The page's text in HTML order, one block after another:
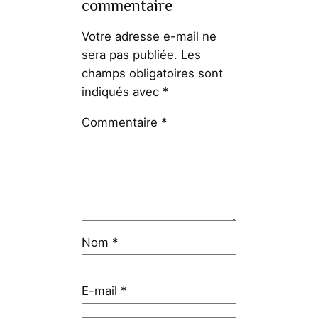
commentaire
Votre adresse e-mail ne
sera pas publiée. Les
champs obligatoires sont
indiqués avec *
Commentaire *
Nom *
E-mail *